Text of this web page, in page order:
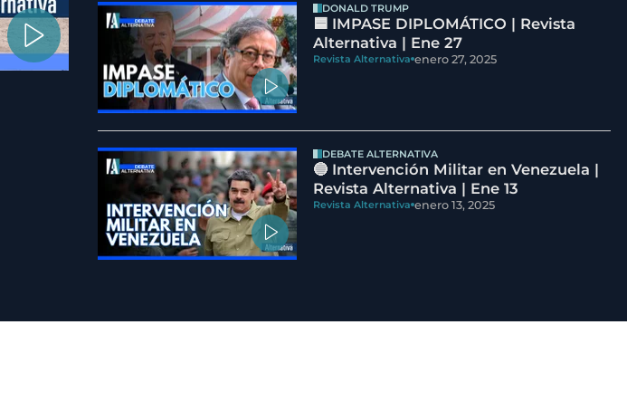
DONALD TRUMP
🟦 IMPASE DIPLOMÁTICO | Revista
Alternativa | Ene 27
Revista Alternativa enero 27, 2025
DEBATE ALTERNATIVA
🔵 Intervención Militar en Venezuela |
Revista Alternativa | Ene 13
Revista Alternativa enero 13, 2025